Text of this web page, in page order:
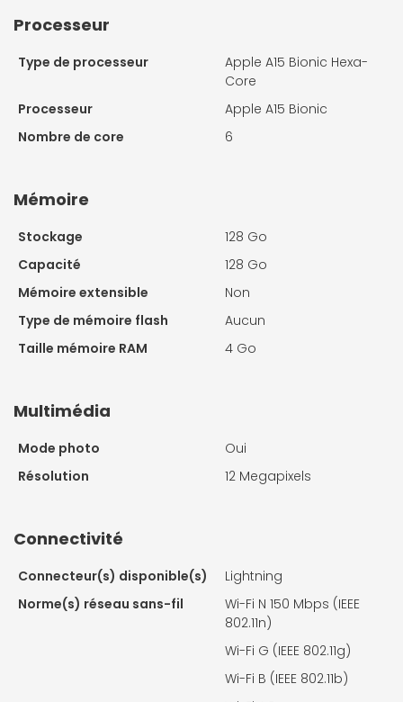
Processeur
Type de processeur
Apple A15 Bionic Hexa-
Core
Processeur
Apple A15 Bionic
Nombre de core
6
Mémoire
Stockage
128 Go
Capacité
128 Go
Mémoire extensible
Non
Type de mémoire flash
Aucun
Taille mémoire RAM
4 Go
Multimédia
Mode photo
Oui
Résolution
12 Megapixels
Connectivité
Connecteur(s) disponible(s)
Lightning
Norme(s) réseau sans-fil
Wi-Fi N 150 Mbps (IEEE
802.11n)
Wi-Fi G (IEEE 802.11g)
Wi-Fi B (IEEE 802.11b)